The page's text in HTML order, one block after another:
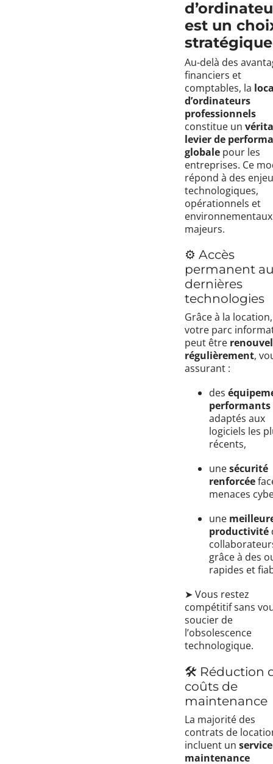
est un
Au-delà des
financiers et
comptables, la
d’ordinateurs
professionnels
constitue un
levier de
globale pour les
entreprises. Ce
répond à des
technologiques,
opérationnels et
environnementaux
majeurs.
⚙️ Accès
permanent
dernières
technologies
Grâce à la location,
votre parc
peut être
régulièrement,
assurant :
des
performants
adaptés aux
logiciels les
récents,
unesécurité
renforcée
menaces
une
productivité
grâce à des
rapides et
➤ Vous restez
compétitif sans
soucier de
l’obsolescence
technologique.
🛠️ Réduction
coûts de
maintenance
La majorité des
contrats de
incluent un
maintenance